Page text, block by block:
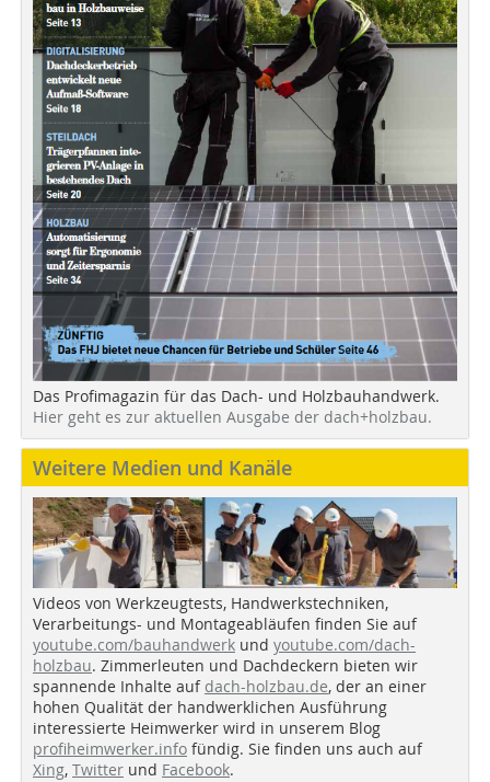
Das Profimagazin für das Dach- und Holzbauhandwerk.
Hier geht es zur aktuellen Ausgabe der dach+holzbau.
Weitere Medien und Kanäle
Videos von Werkzeugtests, Handwerkstechniken,
Verarbeitungs- und Montageabläufen finden Sie auf
youtube.com/bauhandwerk und youtube.com/dach-
holzbau. Zimmerleuten und Dachdeckern bieten wir
spannende Inhalte auf dach-holzbau.de, der an einer
hohen Qualität der handwerklichen Ausführung
interessierte Heimwerker wird in unserem Blog
profiheimwerker.info fündig. Sie finden uns auch auf
Xing, Twitter und Facebook.